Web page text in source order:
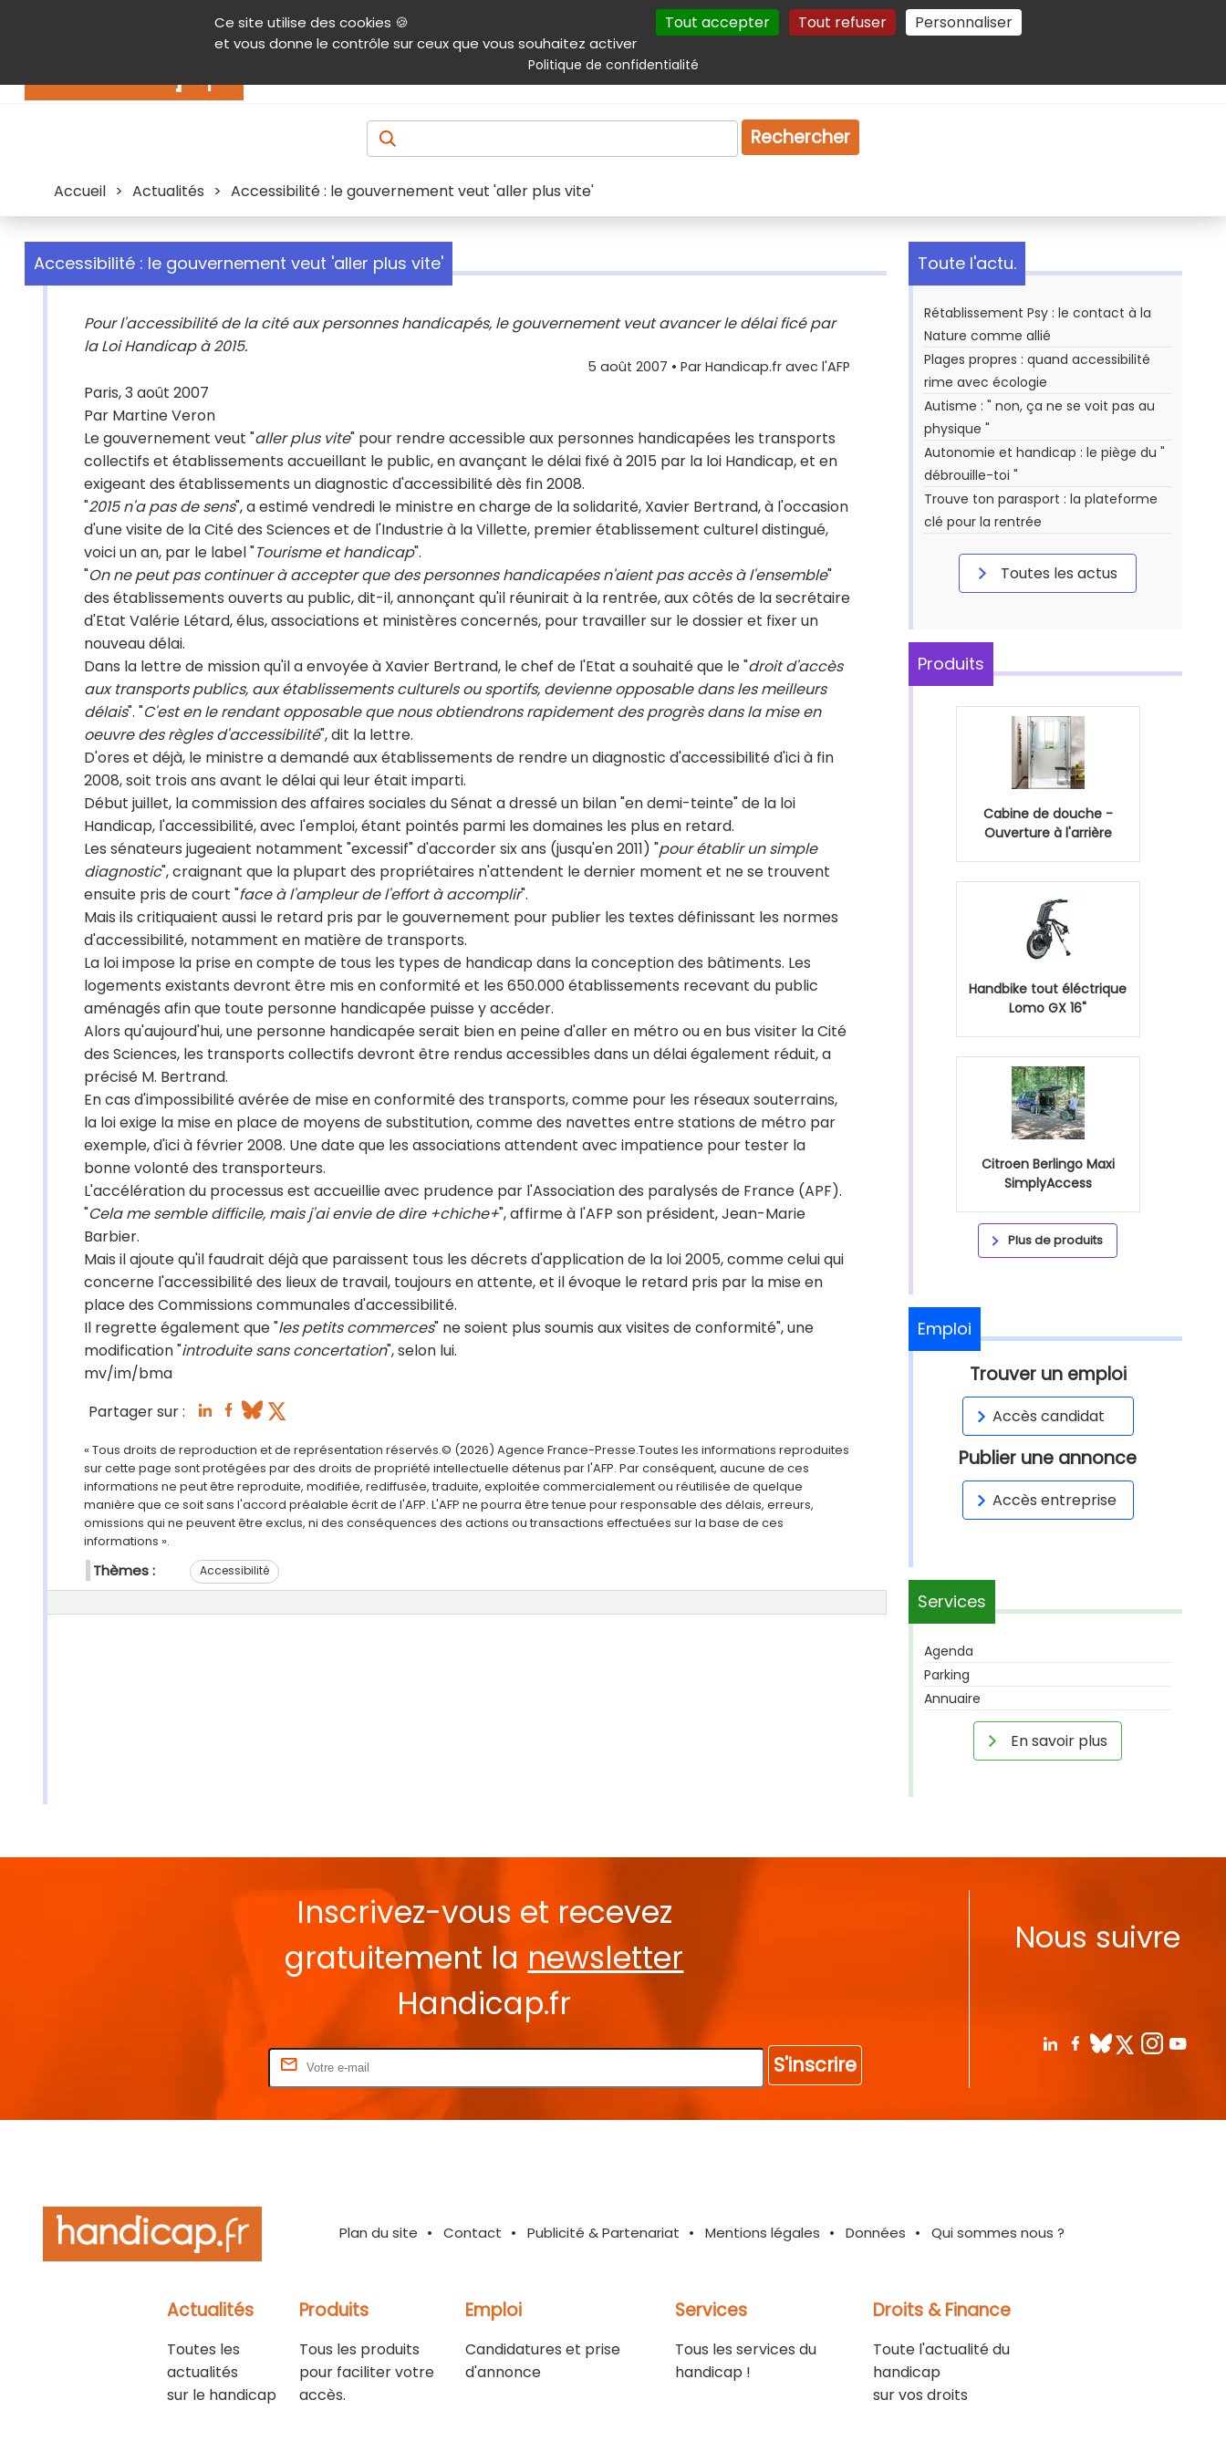
Ce site utilise des cookies 🍪
et vous donne le contrôle sur ceux que vous souhaitez activer
Tout accepter Tout refuser Personnaliser
Politique de confidentialité
Contenu Aide et accessibilité Menu principal Autres services Plan du site Gestion des cookies
Produits & services Emploi Droit
Rechercher
Accueil > Actualités > Accessibilité : le gouvernement veut 'aller plus vite'
Accessibilité : le gouvernement veut 'aller plus vite'
Pour l'accessibilité de la cité aux personnes handicapés, le gouvernement veut avancer le délai ficé par
la Loi Handicap à 2015.
5 août 2007 • Par Handicap.fr avec l'AFP
Paris, 3 août 2007
Par Martine Veron
Le gouvernement veut "aller plus vite" pour rendre accessible aux personnes handicapées les transports
collectifs et établissements accueillant le public, en avançant le délai fixé à 2015 par la loi Handicap, et en
exigeant des établissements un diagnostic d'accessibilité dès fin 2008.
"2015 n'a pas de sens", a estimé vendredi le ministre en charge de la solidarité, Xavier Bertrand, à l'occasion
d'une visite de la Cité des Sciences et de l'Industrie à la Villette, premier établissement culturel distingué,
voici un an, par le label "Tourisme et handicap".
"On ne peut pas continuer à accepter que des personnes handicapées n'aient pas accès à l'ensemble"
des établissements ouverts au public, dit-il, annonçant qu'il réunirait à la rentrée, aux côtés de la secrétaire
d'Etat Valérie Létard, élus, associations et ministères concernés, pour travailler sur le dossier et fixer un
nouveau délai.
Dans la lettre de mission qu'il a envoyée à Xavier Bertrand, le chef de l'Etat a souhaité que le "droit d'accès
aux transports publics, aux établissements culturels ou sportifs, devienne opposable dans les meilleurs
délais". "C'est en le rendant opposable que nous obtiendrons rapidement des progrès dans la mise en
oeuvre des règles d'accessibilité", dit la lettre.
D'ores et déjà, le ministre a demandé aux établissements de rendre un diagnostic d'accessibilité d'ici à fin
2008, soit trois ans avant le délai qui leur était imparti.
Début juillet, la commission des affaires sociales du Sénat a dressé un bilan "en demi-teinte" de la loi
Handicap, l'accessibilité, avec l'emploi, étant pointés parmi les domaines les plus en retard.
Les sénateurs jugeaient notamment "excessif" d'accorder six ans (jusqu'en 2011) "pour établir un simple
diagnostic", craignant que la plupart des propriétaires n'attendent le dernier moment et ne se trouvent
ensuite pris de court "face à l'ampleur de l'effort à accomplir".
Mais ils critiquaient aussi le retard pris par le gouvernement pour publier les textes définissant les normes
d'accessibilité, notamment en matière de transports.
La loi impose la prise en compte de tous les types de handicap dans la conception des bâtiments. Les
logements existants devront être mis en conformité et les 650.000 établissements recevant du public
aménagés afin que toute personne handicapée puisse y accéder.
Alors qu'aujourd'hui, une personne handicapée serait bien en peine d'aller en métro ou en bus visiter la Cité
des Sciences, les transports collectifs devront être rendus accessibles dans un délai également réduit, a
précisé M. Bertrand.
En cas d'impossibilité avérée de mise en conformité des transports, comme pour les réseaux souterrains,
la loi exige la mise en place de moyens de substitution, comme des navettes entre stations de métro par
exemple, d'ici à février 2008. Une date que les associations attendent avec impatience pour tester la
bonne volonté des transporteurs.
L'accélération du processus est accueillie avec prudence par l'Association des paralysés de France (APF).
"Cela me semble difficile, mais j'ai envie de dire +chiche+", affirme à l'AFP son président, Jean-Marie
Barbier.
Mais il ajoute qu'il faudrait déjà que paraissent tous les décrets d'application de la loi 2005, comme celui qui
concerne l'accessibilité des lieux de travail, toujours en attente, et il évoque le retard pris par la mise en
place des Commissions communales d'accessibilité.
Il regrette également que "les petits commerces" ne soient plus soumis aux visites de conformité", une
modification "introduite sans concertation", selon lui.
mv/im/bma
Partager sur :
« Tous droits de reproduction et de représentation réservés.© (2026) Agence France-Presse.Toutes les informations reproduites
sur cette page sont protégées par des droits de propriété intellectuelle détenus par l'AFP. Par conséquent, aucune de ces
informations ne peut être reproduite, modifiée, rediffusée, traduite, exploitée commercialement ou réutilisée de quelque
manière que ce soit sans l'accord préalable écrit de l'AFP. L'AFP ne pourra être tenue pour responsable des délais, erreurs,
omissions qui ne peuvent être exclus, ni des conséquences des actions ou transactions effectuées sur la base de ces
informations ».
Thèmes : Accessibilité
Toute l'actu.
Rétablissement Psy : le contact à la
Nature comme allié
Plages propres : quand accessibilité
rime avec écologie
Autisme : " non, ça ne se voit pas au
physique "
Autonomie et handicap : le piège du "
débrouille-toi "
Trouve ton parasport : la plateforme
clé pour la rentrée
Toutes les actus
Produits
Cabine de douche -
Ouverture à l'arrière
Handbike tout éléctrique
Lomo GX 16"
Citroen Berlingo Maxi
SimplyAccess
Plus de produits
Emploi
Trouver un emploi
Accès candidat
Publier une annonce
Accès entreprise
Services
Agenda
Parking
Annuaire
En savoir plus
Inscrivez-vous et recevez
gratuitement la newsletter
Handicap.fr
S'inscrire
Nous suivre
Plan du site Contact Publicité & Partenariat Mentions légales Données Qui sommes nous ?
Actualités
Toutes les
actualités
sur le handicap
Produits
Tous les produits
pour faciliter votre
accès.
Emploi
Candidatures et prise
d'annonce
Services
Tous les services du
handicap !
Droits & Finance
Toute l'actualité du
handicap
sur vos droits